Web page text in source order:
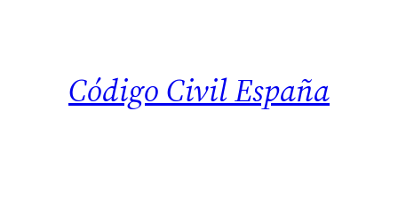
Código Civil España